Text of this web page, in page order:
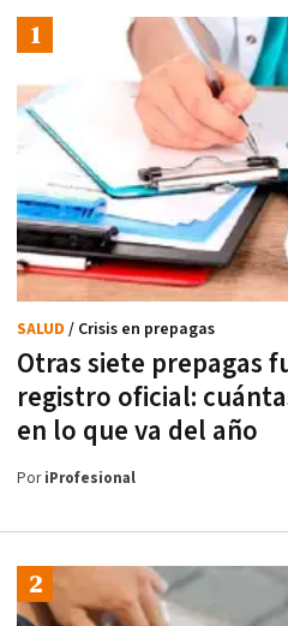
Otras siete prepagas
registro oficial:
en lo que va del año
SALUD / Crisis en prepagas
PoriProfesional